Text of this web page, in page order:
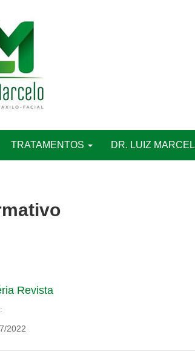
TRATAMENTOS DR. LUIZ
Revista
2022